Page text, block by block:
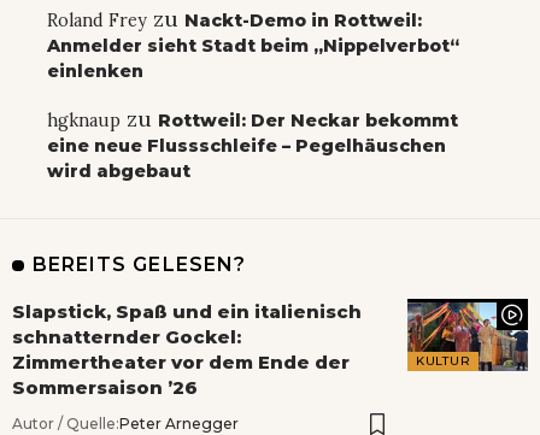
Roland Frey zu Nackt-Demo in Rottweil:
Anmelder sieht Stadt beim „Nippelverbot“
einlenken
hgknaup zu Rottweil: Der Neckar bekommt
eine neue Flussschleife – Pegelhäuschen
wird abgebaut
BEREITS GELESEN?
KULTUR
Slapstick, Spaß und ein italienisch
schnatternder Gockel:
Zimmertheater vor dem Ende der
Sommersaison ’26
Autor / Quelle:Peter Arnegger